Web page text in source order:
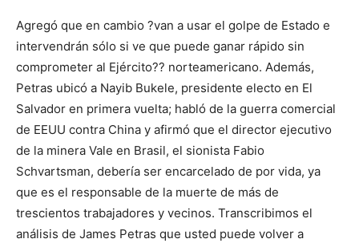
Agregó que en cambio ?van a usar el golpe de Estado e
intervendrán sólo si ve que puede ganar rápido sin
comprometer al Ejército?? norteamericano. Además,
Petras ubicó a Nayib Bukele, presidente electo en El
Salvador en primera vuelta; habló de la guerra comercial
de EEUU contra China y afirmó que el director ejecutivo
de la minera Vale en Brasil, el sionista Fabio
Schvartsman, debería ser encarcelado de por vida, ya
que es el responsable de la muerte de más de
trescientos trabajadores y vecinos. Transcribimos el
análisis de James Petras que usted puede volver a